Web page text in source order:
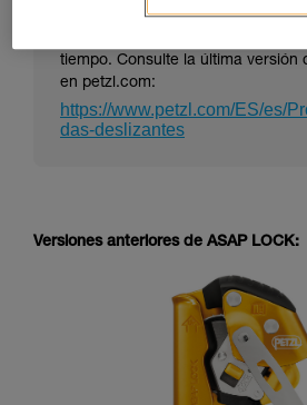
tiempo. Consulte la última versión
en petzl.com:
https://www.petzl.com/ES/es/
das-deslizantes
Versiones anteriores de ASAP LOCK: